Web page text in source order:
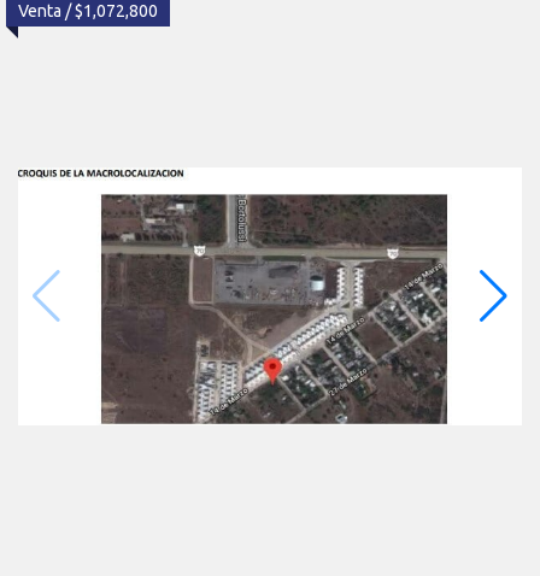
Venta / $1,072,800